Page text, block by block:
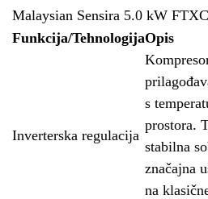
Malaysian Sensira 5.0 kW
Funkcija/TehnologijaOpis
Inverterska regulacija
s
prostora.
stabilna
značajna
na